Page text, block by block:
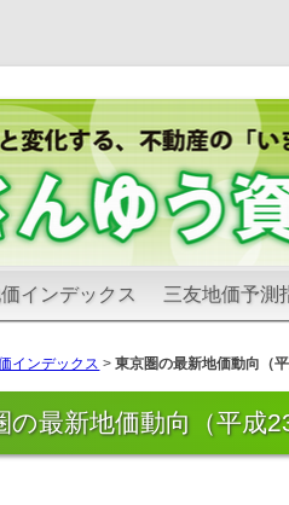
う資料室
インデックス 三友地価予測
インデックス >東京圏の最新地価動向（
の最新地価動向（平成